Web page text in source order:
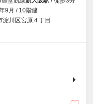
9月 / 10階建
淀川区宮原４丁目